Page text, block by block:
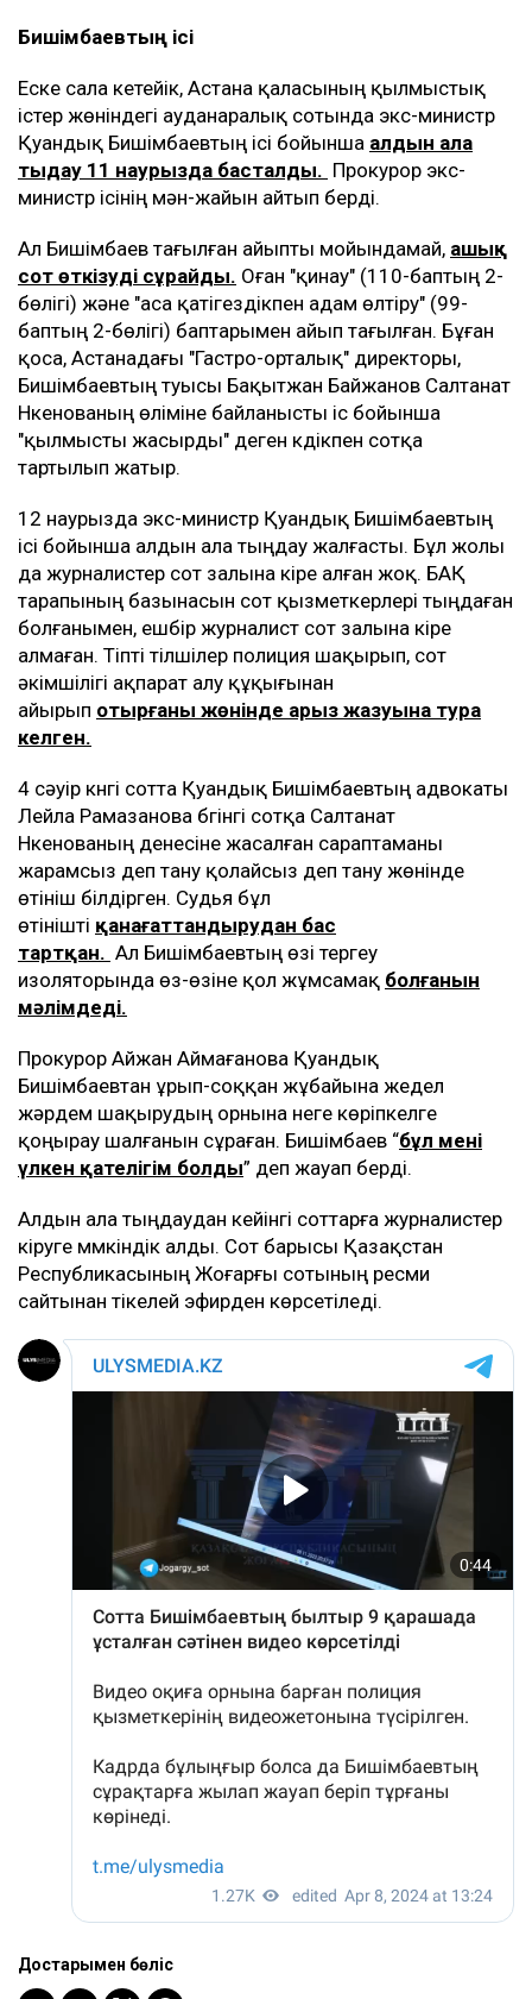
Бишімбаевтың ісі
Еске сала кетейік, Астана қаласының қылмыстық
істер жөніндегі ауданаралық сотында экс-министр
Қуандық Бишімбаевтың ісі бойынша алдын ала
тыңдау 11 наурызда басталды. Прокурор экс-
министр ісінің мән-жайын айтып берді.
Ал Бишімбаев тағылған айыпты мойындамай, ашық
сот өткізуді сұрайды. Оған "қинау" (110-баптың 2-
бөлігі) және "аса қатігездікпен адам өлтіру" (99-
баптың 2-бөлігі) баптарымен айып тағылған. Бұған
қоса, Астанадағы "Гастро-орталық" директоры,
Бишімбаевтың туысы Бақытжан Байжанов Салтанат
Нүкенованың өліміне байланысты іс бойынша
"қылмысты жасырды" деген күдікпен сотқа
тартылып жатыр.
12 наурызда экс-министр Қуандық Бишімбаевтың
ісі бойынша алдын ала тыңдау жалғасты. Бұл жолы
да журналистер сот залына кіре алған жоқ. БАҚ
тарапының базынасын сот қызметкерлері тыңдаған
болғанымен, ешбір журналист сот залына кіре
алмаған. Тіпті тілшілер полиция шақырып, сот
әкімшілігі ақпарат алу құқығынан
айырып отырғаны жөнінде арыз жазуына тура
келген.
4 сәуір күнгі сотта Қуандық Бишімбаевтың адвокаты
Лейла Рамазанова бүгінгі сотқа Салтанат
Нүкенованың денесіне жасалған сараптаманы
жарамсыз деп тану қолайсыз деп тану жөнінде
өтініш білдірген. Судья бұл
өтінішті қанағаттандырудан бас
тартқан. Ал Бишімбаевтың өзі тергеу
изоляторында өз-өзіне қол жұмсамақ болғанын
мәлімдеді.
Прокурор Айжан Аймағанова Қуандық
Бишімбаевтан ұрып-соққан жұбайына жедел
жәрдем шақырудың орнына неге көріпкелге
қоңырау шалғанын сұраған. Бишімбаев “бұл менің
үлкен қателігім болды” деп жауап берді.
Алдын ала тыңдаудан кейінгі соттарға журналистер
кіруге мүмкіндік алды. Сот барысы Қазақстан
Республикасының Жоғарғы сотының ресми
сайтынан тікелей эфирден көрсетіледі.
Достарыңмен бөліс